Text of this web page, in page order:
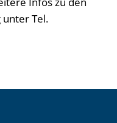
unter Tel.